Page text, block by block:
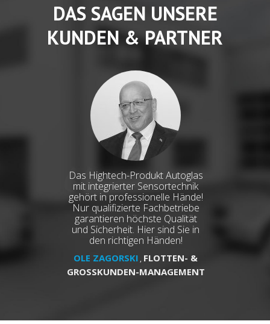
DAS SAGEN UNSERE
KUNDEN & PARTNER
Das Hightech-Produkt Autoglas
mit integrierter Sensortechnik
gehört in professionelle Hände!
Nur qualifizierte Fachbetriebe
garantieren höchste Qualität
und Sicherheit. Hier sind Sie in
den richtigen Händen!
OLE ZAGORSKI , FLOTTEN- &
GROSSKUNDEN-MANAGEMENT